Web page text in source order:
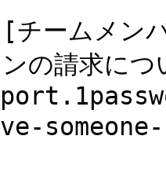
チームメン
の請求に